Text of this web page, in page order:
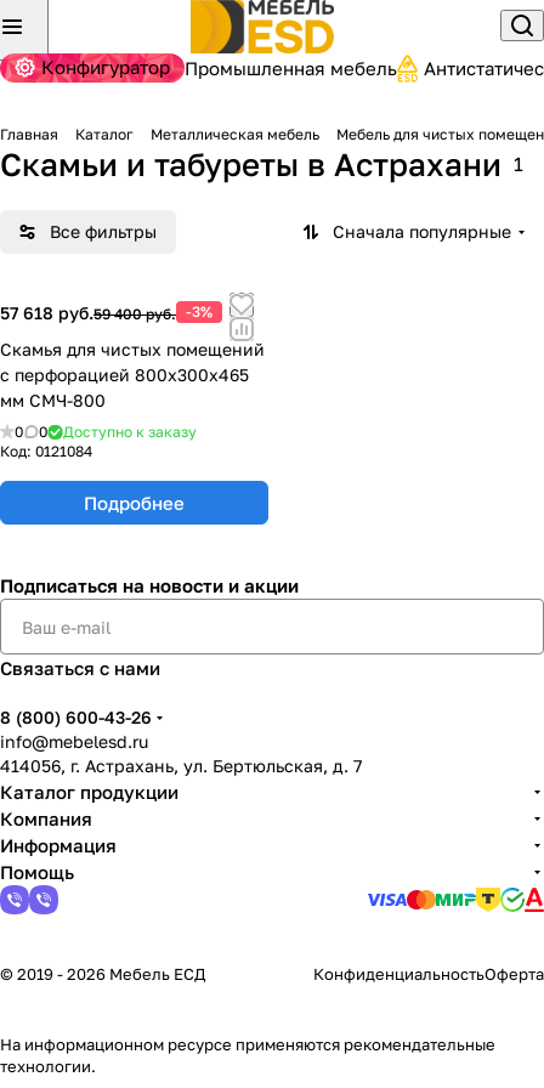
Конфигуратор Промышленная мебель
Главная Каталог Металлическая мебель Мебель для чистых
Скамьи и табуреты в Астрахани 1
Все фильтры Сначала популярные
57 618 руб.59 400 руб. -3%
Скамья для чистых помещений
с перфорацией 800х300х465
мм СМЧ-800
0 0
Доступно к заказу
Код: 0121084
Подробнее
Подписаться на новости и акции
Связаться с нами
8 (800) 600-43-26
info@mebelesd.ru
414056, г. Астрахань, ул. Бертюльская, д. 7
Каталог продукции
Компания
Информация
Помощь
© 2019 - 2026 Мебель ЕСД КонфиденциальностьОферта
На информационном ресурсе применяются рекомендательные
технологии.